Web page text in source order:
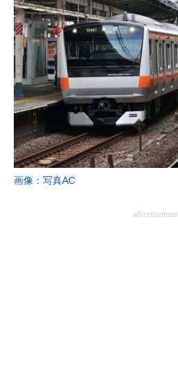
進化するPCとデバイスの未来
好きが集まる 比べて選べる
ビジネスと働き方のヒント
AI活用のいまが分かる
企業ITのトレンドを詳説
画像：写真AC
advertisement